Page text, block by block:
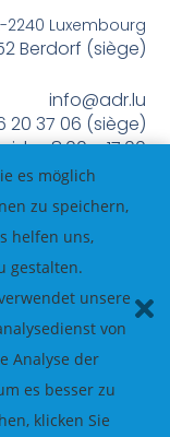
2240 Luxembourg
Berdorf (siège)
info@adr.lu
20 37 06 (siège)
8:00 – 17:00
es möglich
zu speichern,
helfen uns,
gestalten.
unsere
von
Analyse der
es besser zu
klicken Sie